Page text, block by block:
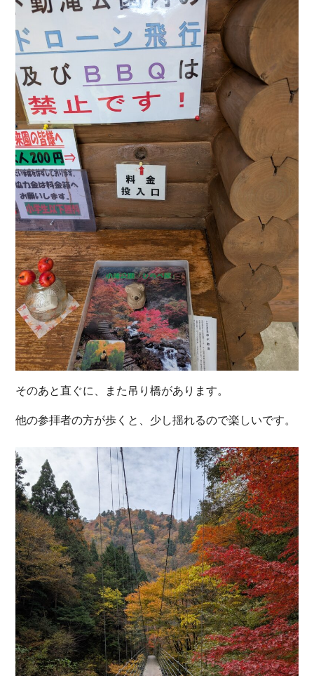
そのあと直ぐに、また吊り橋があります。
他の参拝者の方が歩くと、少し揺れるので楽しいです。